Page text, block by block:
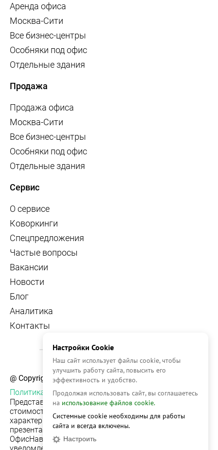
Аренда офиса
Москва-Сити
Все бизнес-центры
Особняки под офис
Отдельные здания
Продажа
Продажа офиса
Москва-Сити
Все бизнес-центры
Особняки под офис
Отдельные здания
Сервис
О сервисе
Коворкинги
Спецпредложения
Частые вопросы
Вакансии
Новости
Блог
Аналитика
Контакты
@ Copyright, 2026 OFFICE NAVIGATOR
Политика конфиденциальности
Представленная на сайте информация, в т.ч.
стоимости объектов, носит информационный
характер и не является публичной офертой. Условия
презентации объекта недвижимости на сервисе
ОфисНавигатор могут быть изменены без
Настройки Cookie
Наш сайт использует файлы cookie, чтобы
улучшить работу сайта, повысить его
эффективность и удобство.
Продолжая использовать сайт, вы соглашаетесь
на использование файлов cookie.
Системные cookie необходимы для работы
сайта и всегда включены.
Настроить